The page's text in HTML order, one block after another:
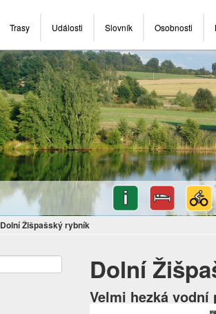
Trasy Události Slovník Osobnosti
Dolní Žišpašský rybník
Dolní
Velmi hezká vodní